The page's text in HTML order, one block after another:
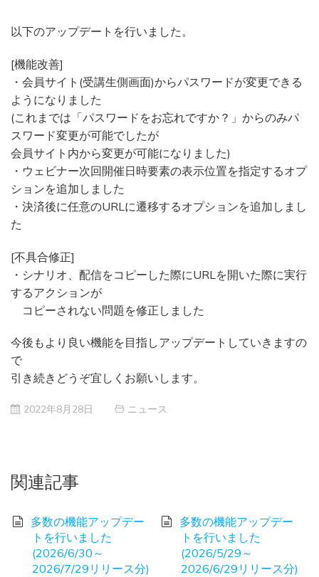
以下のアップデートを行いました。
[機能改善]
・会員サイト(受講生側画面)からパスワードが変更できる
ようになりました
(これまでは「パスワードをお忘れですか？」からのみパ
スワード変更が可能でしたが
会員サイト内から変更が可能になりました)
・ウェビナー次回開催日時要素の表示位置を指定するオプ
ションを追加しました
・決済後に任意のURLに遷移するオプションを追加しまし
た
[不具合修正]
・シナリオ、配信をコピーした際にURLを開いた際に実行
するアクションが
コピーされない問題を修正しました
今後もより良い機能を目指しアップデートしていきますの
で
引き続きどうぞ宜しくお願いします。
2022年8月28日 ニュース
関連記事
多数の機能アップデー
トを行いました
(2026/6/30～
2026/7/29リリース分)
多数の機能アップデー
トを行いました
(2026/5/29～
2026/6/29リリース分)